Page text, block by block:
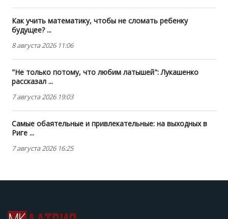
Как учить математику, чтобы не сломать ребенку
будущее? ...
8 августа 2026 11:06
"Не только потому, что любим латышей": Лукашенко
рассказал ...
7 августа 2026 19:03
Самые обаятельные и привлекательные: на выходных в
Риге ...
7 августа 2026 16:25